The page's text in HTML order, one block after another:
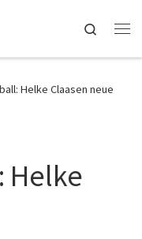
Search
Helke Claasen neue
Helke